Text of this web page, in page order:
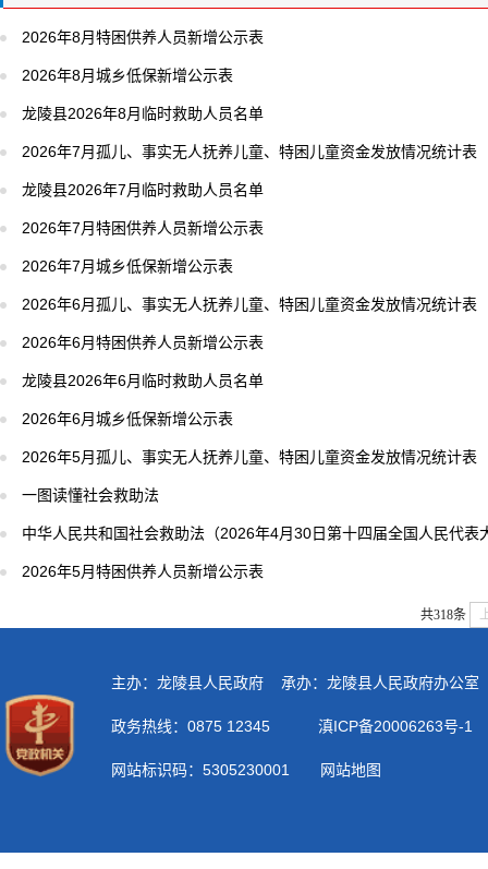
2026年8月特困供养人员新增公示表
2026年8月城乡低保新增公示表
龙陵县2026年8月临时救助人员名单
2026年7月孤儿、事实无人抚养儿童、特困儿童资金发放情况统计表
龙陵县2026年7月临时救助人员名单
2026年7月特困供养人员新增公示表
2026年7月城乡低保新增公示表
2026年6月孤儿、事实无人抚养儿童、特困儿童资金发放情况统计表
2026年6月特困供养人员新增公示表
龙陵县2026年6月临时救助人员名单
2026年6月城乡低保新增公示表
2026年5月孤儿、事实无人抚养儿童、特困儿童资金发放情况统计表
一图读懂社会救助法
中华人民共和国社会救助法（2026年4月30日第十四届全国人民代表
2026年5月特困供养人员新增公示表
共318条